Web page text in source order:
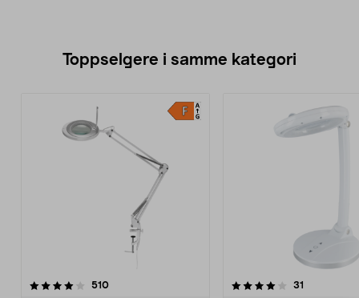
Toppselgere i samme kategori
510anmeldelser
4.0 av 5 stjerner 31
3.5 av 5 stjerner